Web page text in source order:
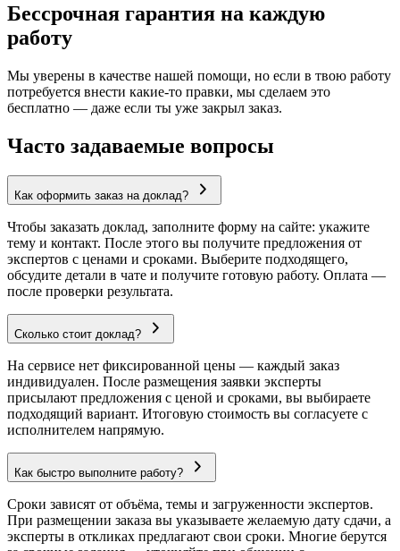
Бессрочная гарантия на каждую
работу
Мы уверены в качестве нашей помощи, но если в твою работу
потребуется внести какие-то правки, мы сделаем это
бесплатно — даже если ты уже закрыл заказ.
Часто задаваемые вопросы
Как оформить заказ на доклад?
Чтобы заказать доклад, заполните форму на сайте: укажите
тему и контакт. После этого вы получите предложения от
экспертов с ценами и сроками. Выберите подходящего,
обсудите детали в чате и получите готовую работу. Оплата —
после проверки результата.
Сколько стоит доклад?
На сервисе нет фиксированной цены — каждый заказ
индивидуален. После размещения заявки эксперты
присылают предложения с ценой и сроками, вы выбираете
подходящий вариант. Итоговую стоимость вы согласуете с
исполнителем напрямую.
Как быстро выполните работу?
Сроки зависят от объёма, темы и загруженности экспертов.
При размещении заказа вы указываете желаемую дату сдачи, а
эксперты в откликах предлагают свои сроки. Многие берутся